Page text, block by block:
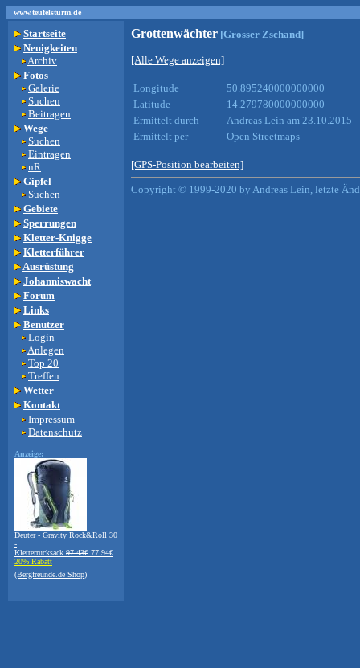
www.teufelsturm.de
Startseite
Neuigkeiten
Archiv
Fotos
Galerie
Suchen
Beitragen
Wege
Suchen
Eintragen
nR
Gipfel
Suchen
Gebiete
Sperrungen
Kletter-Knigge
Kletterführer
Ausrüstung
Johanniswacht
Forum
Links
Benutzer
Login
Anlegen
Top 20
Treffen
Wetter
Kontakt
Impressum
Datenschutz
Anzeige:
Deuter - Gravity Rock&Roll 30
-
Kletterrucksack 97.43€ 77.94€
20% Rabatt
(Bergfreunde.de Shop)
Grottenwächter [Grosser Zschand]
[Alle Wege anzeigen]
Longitude
50.895240000000000
Latitude
14.279780000000000
Ermittelt durch
Andreas Lein am 23.10.2015
Ermittelt per
Open Streetmaps
[GPS-Position bearbeiten]
Copyright © 1999-2020 by Andreas Lein, letzte